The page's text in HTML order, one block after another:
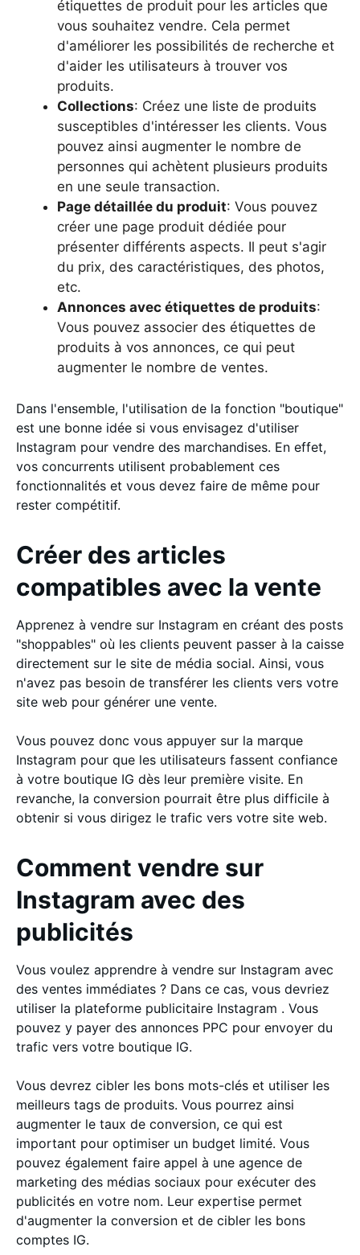
étiquettes de produit pour les articles que
vous souhaitez vendre. Cela permet
d'améliorer les possibilités de recherche et
d'aider les utilisateurs à trouver vos
produits.
Collections: Créez une liste de produits
susceptibles d'intéresser les clients. Vous
pouvez ainsi augmenter le nombre de
personnes qui achètent plusieurs produits
en une seule transaction.
Page détaillée du produit: Vous pouvez
créer une page produit dédiée pour
présenter différents aspects. Il peut s'agir
du prix, des caractéristiques, des photos,
etc.
Annonces avec étiquettes de produits:
Vous pouvez associer des étiquettes de
produits à vos annonces, ce qui peut
augmenter le nombre de ventes.
Dans l'ensemble, l'utilisation de la fonction "boutique"
est une bonne idée si vous envisagez d'utiliser
Instagram pour vendre des marchandises. En effet,
vos concurrents utilisent probablement ces
fonctionnalités et vous devez faire de même pour
rester compétitif.
Créer des articles
compatibles avec la vente
Apprenez à vendre sur Instagram en créant des posts
"shoppables" où les clients peuvent passer à la caisse
directement sur le site de média social. Ainsi, vous
n'avez pas besoin de transférer les clients vers votre
site web pour générer une vente.
Vous pouvez donc vous appuyer sur la marque
Instagram pour que les utilisateurs fassent confiance
à votre boutique IG dès leur première visite. En
revanche, la conversion pourrait être plus difficile à
obtenir si vous dirigez le trafic vers votre site web.
Comment vendre sur
Instagram avec des
publicités
Vous voulez apprendre à vendre sur Instagram avec
des ventes immédiates ? Dans ce cas, vous devriez
utiliser la plateforme publicitaire Instagram . Vous
pouvez y payer des annonces PPC pour envoyer du
trafic vers votre boutique IG.
Vous devrez cibler les bons mots-clés et utiliser les
meilleurs tags de produits. Vous pourrez ainsi
augmenter le taux de conversion, ce qui est
important pour optimiser un budget limité. Vous
pouvez également faire appel à une agence de
marketing des médias sociaux pour exécuter des
publicités en votre nom. Leur expertise permet
d'augmenter la conversion et de cibler les bons
comptes IG.